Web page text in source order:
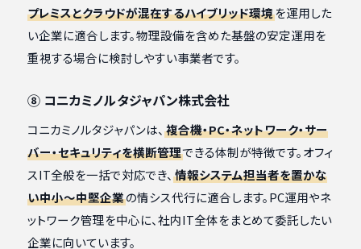
プレミスとクラウドが混在するハイブリッド環境を運用した
い企業に適合します。物理設備を含めた基盤の安定運用を
重視する場合に検討しやすい事業者です。
⑧ コニカミノルタジャパン株式会社
コニカミノルタジャパンは、 複合機・PC・ネットワーク・サー
バー・セキュリティを横断管理できる体制が特徴です。オフィ
スIT全般を一括で対応でき、 情報システム担当者を置かな
い中小〜中堅企業の情シス代行に適合します。PC運用やネ
ットワーク管理を中心に、社内IT全体をまとめて委託したい
企業に向いています。